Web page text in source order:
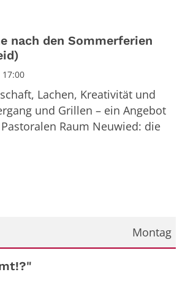
nach den Sommerferien
17:00
Lachen, Kreativität und
und Grillen – ein Angebot
Raum Neuwied: die
Montag
2026